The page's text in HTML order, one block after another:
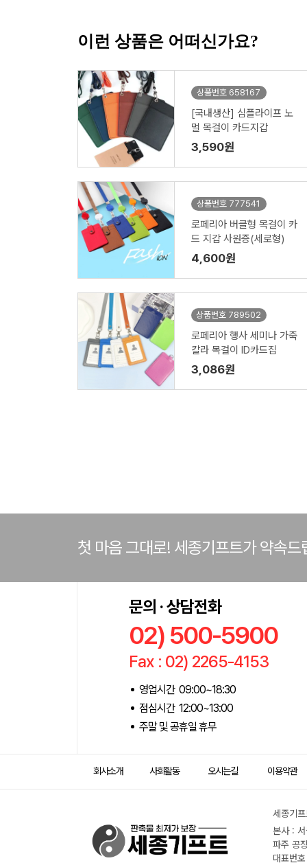
이런 상품은 어떠신가요?
상품번호 658167
[국내생산] 심플라이프 노
멀 목걸이 카드지갑
3,590원
상품번호 777541
로페리아 버클형 목걸이 카
드 지갑 사원증(세로형)
4,600원
상품번호 789502
로페리아 행사 세미나 가죽
칼라 목걸이 ID카드집
3,086원
첫 마음 그대로! 세종기프트가 약속드
문의 · 상담전화
02) 500-5900
Fax : 02) 2265-4153
영업시간 09:00~18:30
점심시간 12:00~13:00
주말 및 공휴일 휴무
회사소개 사회활동 오시는길 이용약관
세종기
본사 :
파주 공
대표번